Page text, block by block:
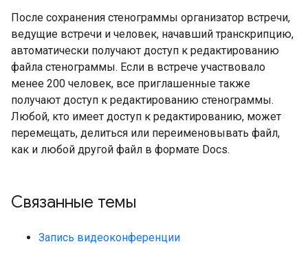
После сохранения стенограммы организатор встречи,
ведущие встречи и человек, начавший транскрипцию,
автоматически получают доступ к редактированию
файла стенограммы. Если в встрече участвовало
менее 200 человек, все приглашенные также
получают доступ к редактированию стенограммы.
Любой, кто имеет доступ к редактированию, может
перемещать, делиться или переименовывать файл,
как и любой другой файл в формате Docs.
Связанные темы
Запись видеоконференции